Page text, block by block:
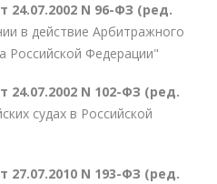
N 96-ФЗ (ред.
в действие Арбитражного
Российской Федерации"
N 102-ФЗ (ред.
судах в Российской
N 193-ФЗ (ред.